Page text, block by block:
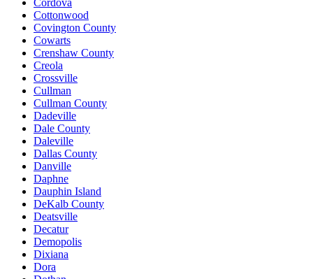
Cottonwood
Covington County
Cowarts
Crenshaw County
Creola
Crossville
Cullman
Cullman County
Dadeville
Dale County
Daleville
Dallas County
Danville
Daphne
Dauphin Island
DeKalb County
Deatsville
Decatur
Demopolis
Dixiana
Dora